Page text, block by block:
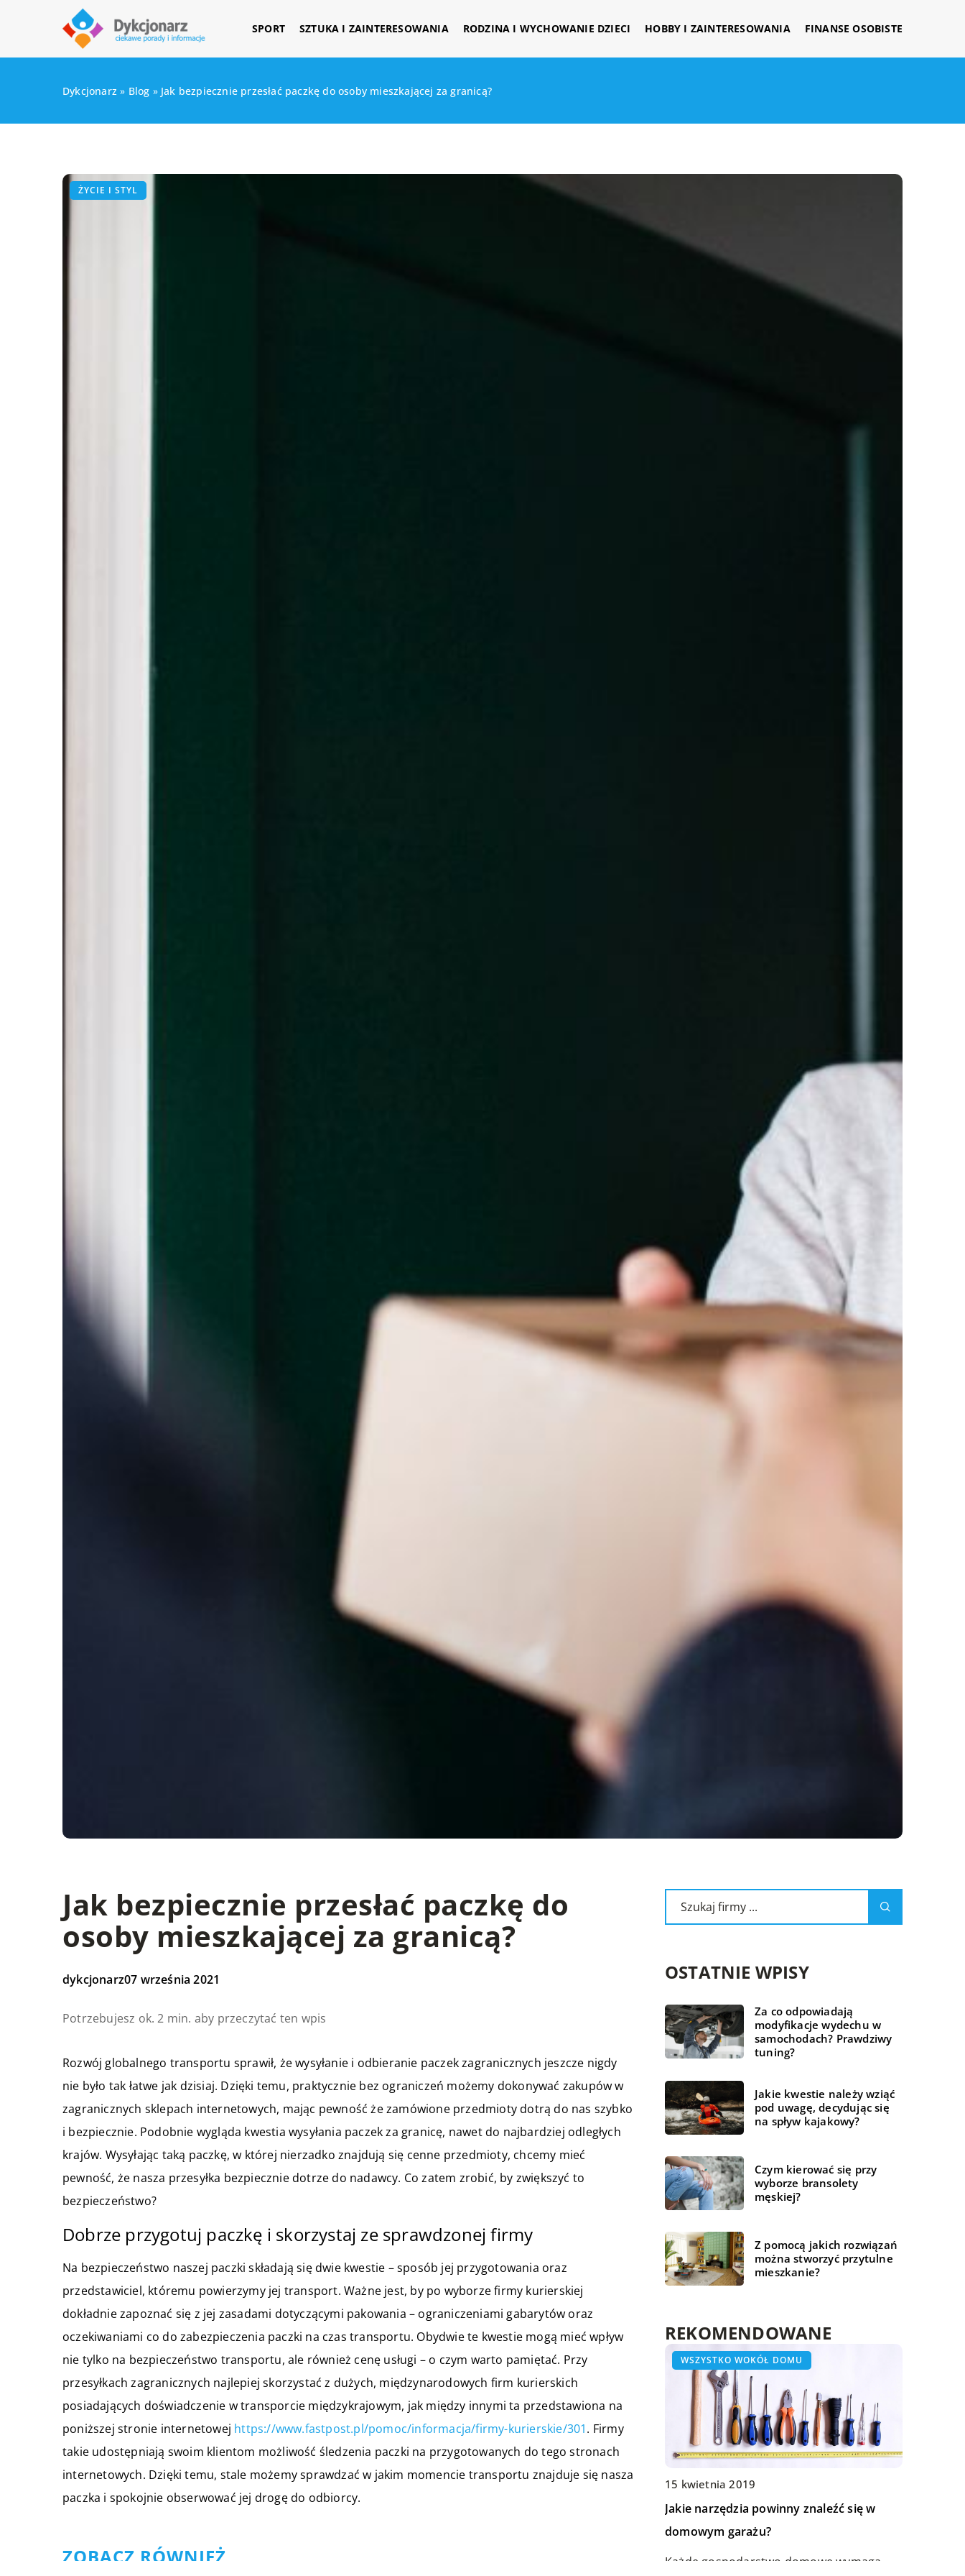
SPORT SZTUKA I ZAINTERESOWANIA RODZINA I WYCHOWANIE DZIECI HOBBY I ZAINTERESOWANIA FINANSE OSOBISTE
Dykcjonarz » Blog » Jak bezpiecznie przesłać paczkę do osoby mieszkającej za granicą?
ŻYCIE I STYL
Jak bezpiecznie przesłać paczkę do
osoby mieszkającej za granicą?
dykcjonarz07 września 2021
Potrzebujesz ok. 2 min. aby przeczytać ten wpis
Rozwój globalnego transportu sprawił, że wysyłanie i odbieranie paczek zagranicznych jeszcze nigdy
nie było tak łatwe jak dzisiaj. Dzięki temu, praktycznie bez ograniczeń możemy dokonywać zakupów w
zagranicznych sklepach internetowych, mając pewność że zamówione przedmioty dotrą do nas szybko
i bezpiecznie. Podobnie wygląda kwestia wysyłania paczek za granicę, nawet do najbardziej odległych
krajów. Wysyłając taką paczkę, w której nierzadko znajdują się cenne przedmioty, chcemy mieć
pewność, że nasza przesyłka bezpiecznie dotrze do nadawcy. Co zatem zrobić, by zwiększyć to
bezpieczeństwo?
Dobrze przygotuj paczkę i skorzystaj ze sprawdzonej firmy
Na bezpieczeństwo naszej paczki składają się dwie kwestie – sposób jej przygotowania oraz
przedstawiciel, któremu powierzymy jej transport. Ważne jest, by po wyborze firmy kurierskiej
dokładnie zapoznać się z jej zasadami dotyczącymi pakowania – ograniczeniami gabarytów oraz
oczekiwaniami co do zabezpieczenia paczki na czas transportu. Obydwie te kwestie mogą mieć wpływ
nie tylko na bezpieczeństwo transportu, ale również cenę usługi – o czym warto pamiętać. Przy
przesyłkach zagranicznych najlepiej skorzystać z dużych, międzynarodowych firm kurierskich
posiadających doświadczenie w transporcie międzykrajowym, jak między innymi ta przedstawiona na
poniższej stronie internetowej https://www.fastpost.pl/pomoc/informacja/firmy-kurierskie/301. Firmy
takie udostępniają swoim klientom możliwość śledzenia paczki na przygotowanych do tego stronach
internetowych. Dzięki temu, stale możemy sprawdzać w jakim momencie transportu znajduje się nasza
paczka i spokojnie obserwować jej drogę do odbiorcy.
ZOBACZ RÓWNIEŻ
OSTATNIE WPISY
Za co odpowiadają
modyfikacje wydechu w
samochodach? Prawdziwy
tuning?
Jakie kwestie należy wziąć
pod uwagę, decydując się
na spływ kajakowy?
Czym kierować się przy
wyborze bransolety
męskiej?
Z pomocą jakich rozwiązań
można stworzyć przytulne
mieszkanie?
REKOMENDOWANE
ŻYCIE I STYL
20 lipca 2021
Wyposażenie przedszkola – co powinno
znajdować się w sali?
WSZYSTKO WOKÓŁ DOMU
15 kwietnia 2019
Jakie narzędzia powinny znaleźć się w
domowym garażu?
Każde gospodarstwo domowe wymaga
HOBBY I RELAKS/WYPOCZYNEK
14 listopada 2022
Zaawansowana hodowla: lampy do
konopi, czy potrzebne specjalne?